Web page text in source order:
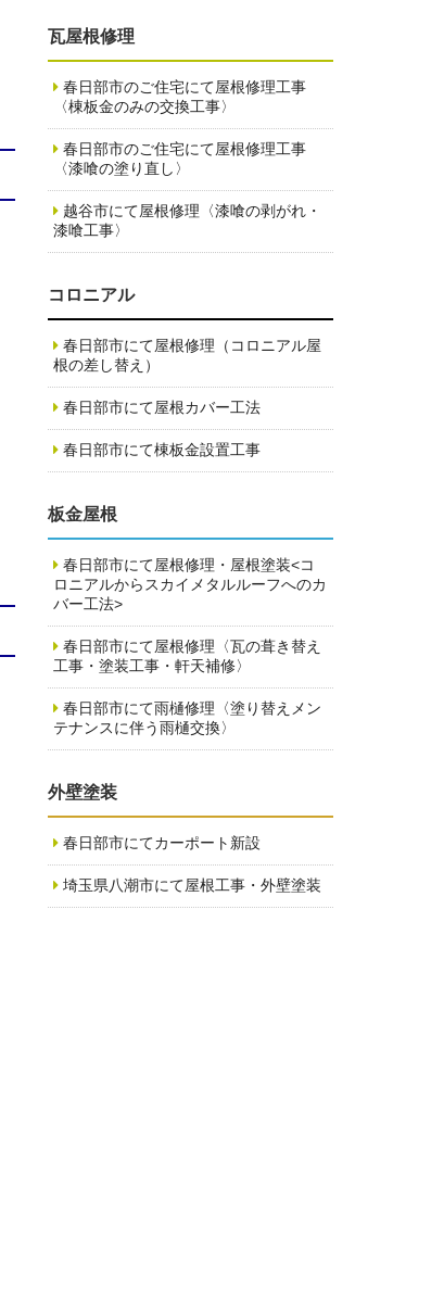
瓦屋根修理
春日部市のご住宅にて屋根修理工事
〈棟板金のみの交換工事〉
春日部市のご住宅にて屋根修理工事
〈漆喰の塗り直し〉
越谷市にて屋根修理〈漆喰の剥がれ・
漆喰工事〉
コロニアル
春日部市にて屋根修理（コロニアル屋
根の差し替え）
春日部市にて屋根カバー工法
春日部市にて棟板金設置工事
板金屋根
春日部市にて屋根修理・屋根塗装<コ
ロニアルからスカイメタルルーフへのカ
バー工法>
春日部市にて屋根修理〈瓦の葺き替え
工事・塗装工事・軒天補修〉
春日部市にて雨樋修理〈塗り替えメン
テナンスに伴う雨樋交換〉
外壁塗装
春日部市にてカーポート新設
埼玉県八潮市にて屋根工事・外壁塗装